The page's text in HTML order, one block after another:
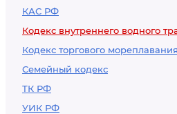
КАС РФ
Кодекс внутреннего водного
Кодекс торгового
Семейный кодекс
ТК РФ
УИК РФ